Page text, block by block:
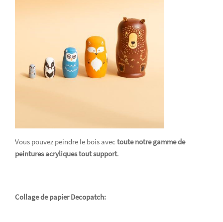
Vous pouvez peindre le bois avec toute notre gamme de
peintures acryliques tout support.
Collage de papier Decopatch: